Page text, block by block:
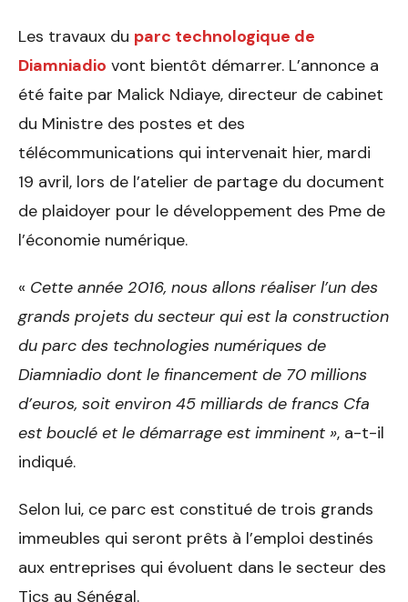
Les travaux du parc technologique de
Diamniadio vont bientôt démarrer. L’annonce a
été faite par Malick Ndiaye, directeur de cabinet
du Ministre des postes et des
télécommunications qui intervenait hier, mardi
19 avril, lors de l’atelier de partage du document
de plaidoyer pour le développement des Pme de
l’économie numérique.
« Cette année 2016, nous allons réaliser l’un des
grands projets du secteur qui est la construction
du parc des technologies numériques de
Diamniadio dont le financement de 70 millions
d’euros, soit environ 45 milliards de francs Cfa
est bouclé et le démarrage est imminent », a-t-il
indiqué.
Selon lui, ce parc est constitué de trois grands
immeubles qui seront prêts à l’emploi destinés
aux entreprises qui évoluent dans le secteur des
Tics au Sénégal.